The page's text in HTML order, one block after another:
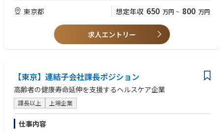
また、営業戦略の立案・実行、営業部全体のマネジメント、KPI・予算管
理を通じて組織全体の成果最大化を担っていただくほか、既存事業の拡大
に加え、新たな営業機会や事業成長につながる施策の企画・推進にも取り
組んでいただきます。
介護業界でのご経験は問いません。事業者の潜在的な課題を捉え、最適な
ちしています。
・無形商材の法人営業経験
・物事を多角的にとらえ、コンサル営業ができる方
・事業や組織の成長に主体的に関わりたい方
東京都 想定年収 650 万円 ~ 800 万円
求人エントリー
【東京】連結子会社課長ポジション
高齢者の健康寿命延伸を支援するヘルスケア企業
課長以上 上場企業
仕事内容